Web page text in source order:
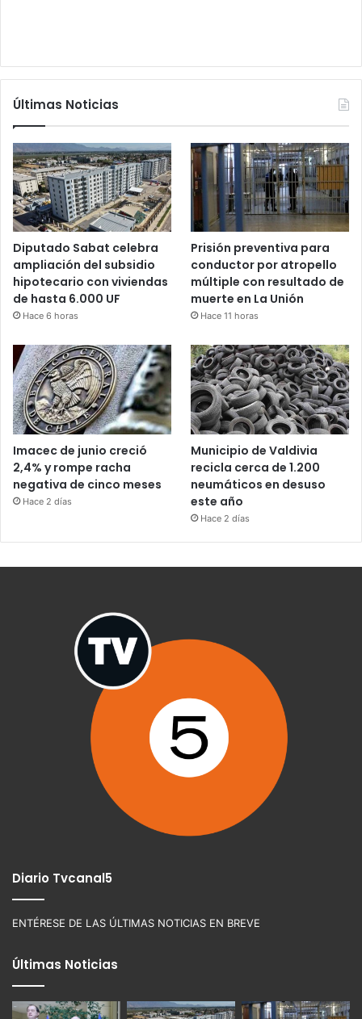
Últimas Noticias
Diputado Sabat celebra
ampliación del subsidio
hipotecario con viviendas
de hasta 6.000 UF
Hace 6 horas
Prisión preventiva para
conductor por atropello
múltiple con resultado de
muerte en La Unión
Hace 11 horas
Imacec de junio creció
2,4% y rompe racha
negativa de cinco meses
Hace 2 días
Municipio de Valdivia
recicla cerca de 1.200
neumáticos en desuso
este año
Hace 2 días
Diario Tvcanal5
ENTÉRESE DE LAS ÚLTIMAS NOTICIAS EN BREVE
Últimas Noticias